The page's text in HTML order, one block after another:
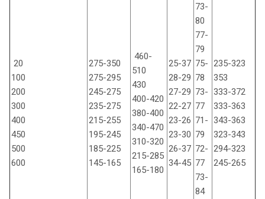
20
100
200
300
400
450
500
600
275-350
275-295
245-275
235-275
215-255
195-245
185-225
145-165
460-
510
430
400-420
380-400
340-470
310-320
215-285
165-180
25-37
28-29
27-29
22-27
23-26
23-30
26-37
34-45
73-
80
77-
79
75-
78
73-
77
71-
79
72-
77
73-
84
235-323
353
333-372
333-363
343-363
323-343
294-323
245-265